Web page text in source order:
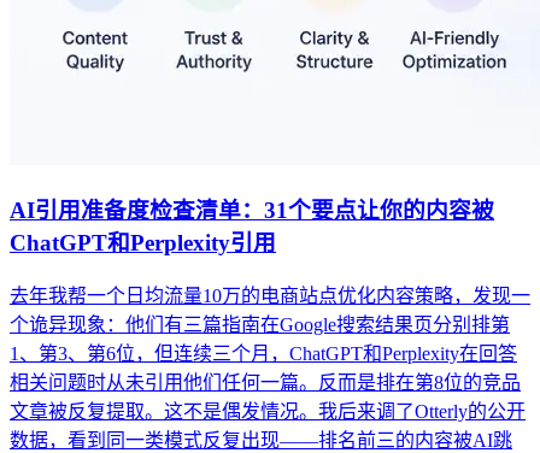
AI引用准备度检查清单：31个要点让你的内容被
ChatGPT和Perplexity引用
去年我帮一个日均流量10万的电商站点优化内容策略，发现一
个诡异现象：他们有三篇指南在Google搜索结果页分别排第
1、第3、第6位，但连续三个月，ChatGPT和Perplexity在回答
相关问题时从未引用他们任何一篇。反而是排在第8位的竞品
文章被反复提取。这不是偶发情况。我后来调了Otterly的公开
数据，看到同一类模式反复出现——排名前三的内容被AI跳